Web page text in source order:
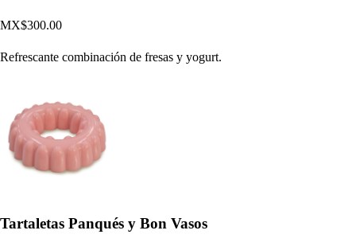
MX$300.00
Refrescante combinación de fresas y yogurt.
Tartaletas Panqués y Bon Vasos